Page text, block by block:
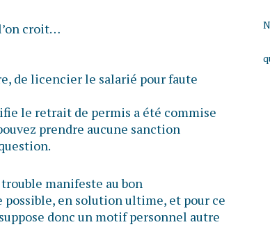
croit…
de licencier le salarié pour faute
le retrait de permis a été commise
prendre aucune sanction
manifeste au bon
en solution ultime, et pour ce
donc un motif personnel autre